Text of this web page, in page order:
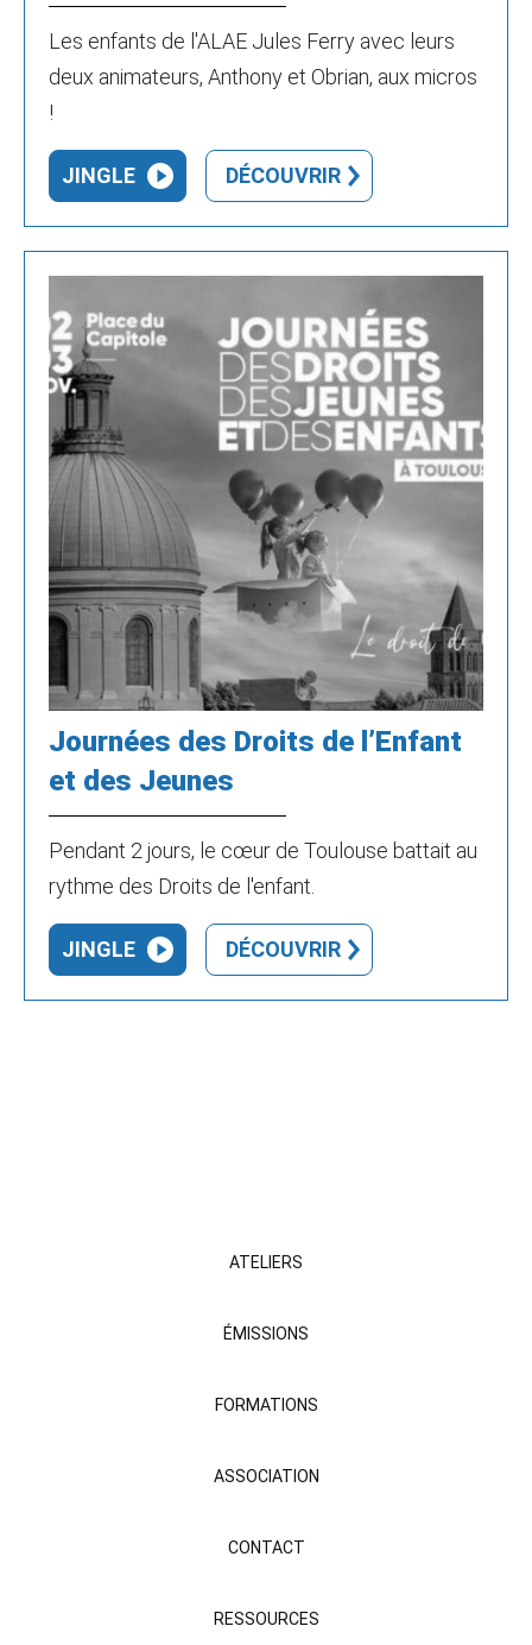
Les enfants de l'ALAE Jules Ferry avec leurs
deux animateurs, Anthony et Obrian, aux micros
!
JINGLE DÉCOUVRIR
Journées des Droits de l’Enfant
et des Jeunes
Pendant 2 jours, le cœur de Toulouse battait au
rythme des Droits de l'enfant.
JINGLE DÉCOUVRIR
ATELIERS
ÉMISSIONS
FORMATIONS
ASSOCIATION
CONTACT
RESSOURCES